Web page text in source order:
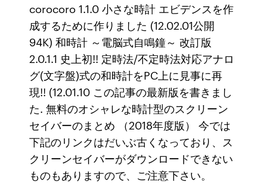
corocoro 1.1.0 小さな時計 エビデンスを作
成するために作りました (12.02.01公開
94K) 和時計 ～電脳式自鳴鐘～ 改訂版
2.0.1.1 史上初!! 定時法/不定時法対応アナロ
グ(文字盤)式の和時計をPC上に見事に再
現!! (12.01.10 この記事の最新版を書きまし
た. 無料のオシャレな時計型のスクリーン
セイバーのまとめ （2018年度版） 今では
下記のリンクはだいぶ古くなっており、ス
クリーンセイバーがダウンロードできない
ものもありますので、ご注意下さい。